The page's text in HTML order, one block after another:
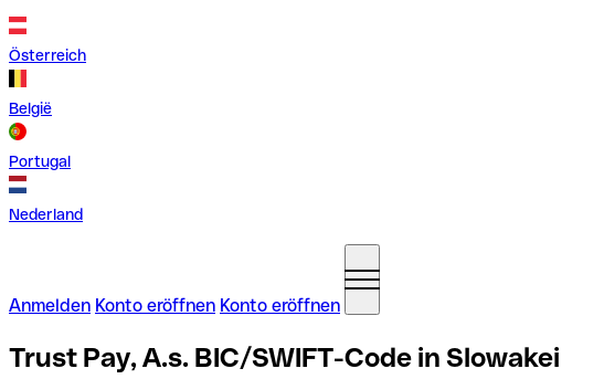
Österreich
België
Portugal
Nederland
Anmelden Konto eröffnen Konto eröffnen
Trust Pay, A.s. BIC/SWIFT-Code in Slowakei